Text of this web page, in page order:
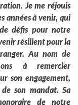
Je me réjouis
années à venir, qui
défis pour notre
résilient pour la
Au nom de
à remercier
son engagement,
son mandat. Sa
de notre